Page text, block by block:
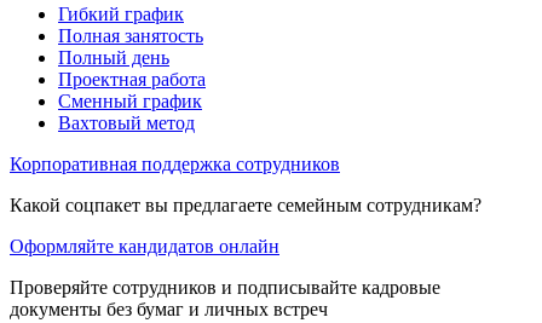
Гибкий график
Полная занятость
Полный день
Проектная работа
Сменный график
Вахтовый метод
Корпоративная поддержка сотрудников
Какой соцпакет вы предлагаете семейным сотрудникам?
Оформляйте кандидатов онлайн
Проверяйте сотрудников и подписывайте кадровые
документы без бумаг и личных встреч